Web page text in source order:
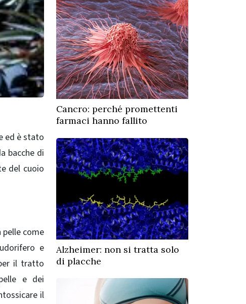
ed è stato
bacche di
del cuoio
come
e
il tratto
e dei
il
Cancro: perché promettenti
farmaci hanno fallito
Alzheimer: non si tratta solo
di placche